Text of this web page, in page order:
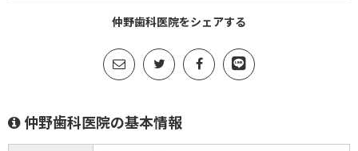
仲野歯科医院をシェアする
仲野歯科医院の基本情報